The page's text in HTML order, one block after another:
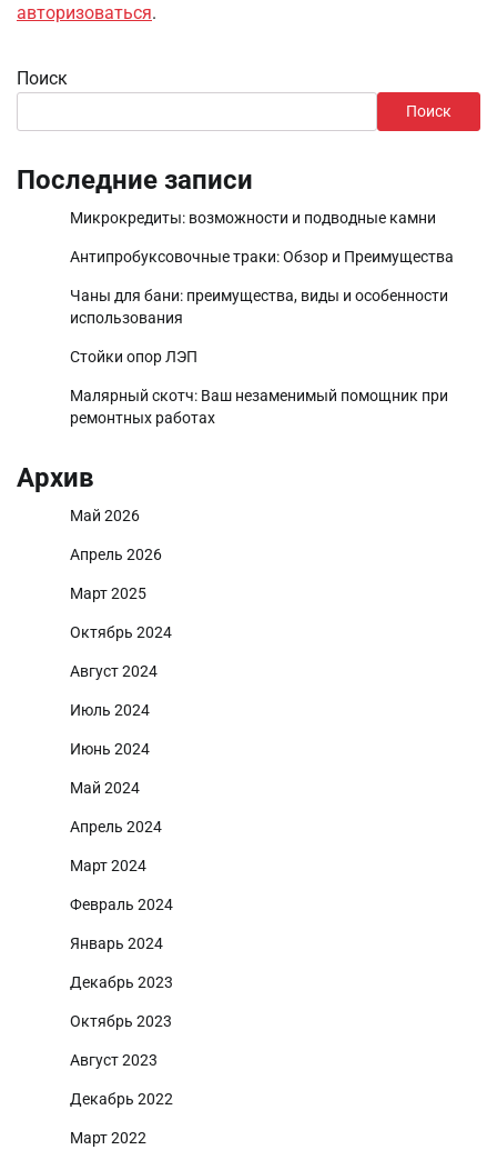
авторизоваться.
Поиск
Поиск
Последние записи
Микрокредиты: возможности и подводные камни
Антипробуксовочные траки: Обзор и Преимущества
Чаны для бани: преимущества, виды и особенности
использования
Стойки опор ЛЭП
Малярный скотч: Ваш незаменимый помощник при
ремонтных работах
Архив
Май 2026
Апрель 2026
Март 2025
Октябрь 2024
Август 2024
Июль 2024
Июнь 2024
Май 2024
Апрель 2024
Март 2024
Февраль 2024
Январь 2024
Декабрь 2023
Октябрь 2023
Август 2023
Декабрь 2022
Март 2022